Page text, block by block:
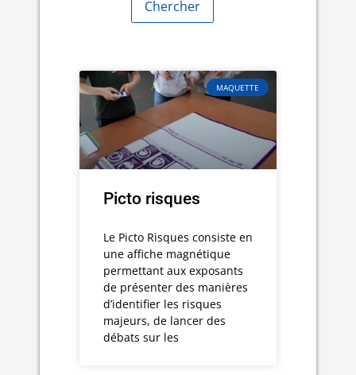
MAQUETTE
Picto risques
Le Picto Risques consiste en
une affiche magnétique
permettant aux exposants
de présenter des manières
d’identifier les risques
majeurs, de lancer des
débats sur les